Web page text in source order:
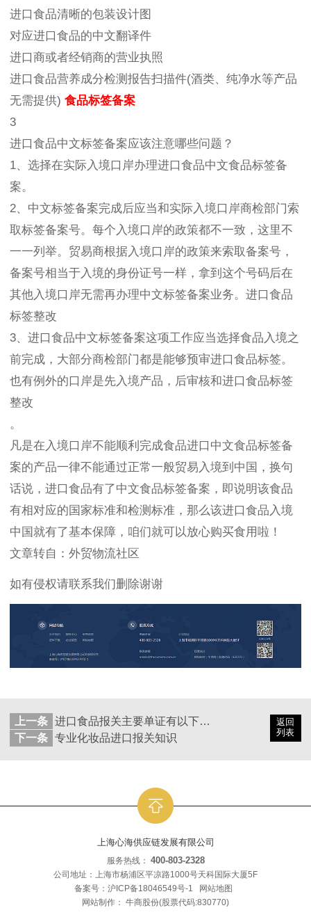
进口食品清晰的包装设计图
对应进口食品的中文翻译件
进口商或者经销商的营业执照
进口食品营养成分检测报告扫描件(酒类、纯净水等产品
无需提供) 食品标签备案
3
进口食品中文标签备案应该注意哪些问题？
1、选择在实际入境口岸办理进口食品中文食品标签备
案。
2、中文标签备案完成后应当和实际入境口岸商检部门索
取标签备案号。每个入境口岸的政策都不一致，这里不
一一列举。贸易商根据入境口岸的政策来索取备案号，
备案号相当于入境的身份证号一样，拿到这个号码后在
其他入境口岸无需再办理中文标签备案业务。进口食品
标签整改
3、进口食品中文标签备案这项工作应当选择食品入境之
前完成，大部分商检部门都是能够预审进口食品标签。
也有例外的口岸是先入境产品，后审核和进口食品标签
整改
。
凡是在入境口岸不能顺利完成食品进口中文食品标签备
案的产品一律不能通过正常一般贸易入境到中国，换句
话说，进口食品有了中文食品标签备案，即说明该食品
有相对应的国家标准和检测标准，那么该进口食品入境
中国就有了基本保障，咱们就可以放心购买食用啦！
文章转自：外贸物流社区
如有侵权请联系我们删除谢谢
返回
列表
上一条
进口食品报关主要单证有以下3种
下一条 专业化妆品进口报关知识
上海心海供应链发展有限公司
服务热线： 400-803-2328
公司地址：上海市杨浦区平凉路1000号天科国际大厦5F
备案号： 沪ICP备18046549号-1
网站地图
网站制作： 牛商股份(股票代码:830770)